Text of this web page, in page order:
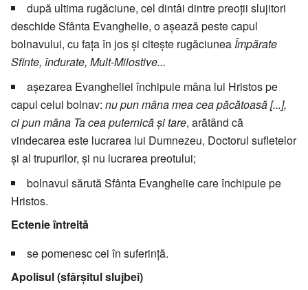
după ultima rugăciune, cel dintâi dintre preoţii slujitori
deschide Sfânta Evanghelie, o aşează peste capul
bolnavului, cu faţa în jos şi citeşte rugăciunea Împărate
Sfinte, îndurate, Mult-Milostive...
aşezarea Evangheliei închipuie mâna lui Hristos pe
capul celui bolnav: nu pun mâna mea cea păcătoasă [...],
ci pun mâna Ta cea puternică şi tare, arătând că
vindecarea este lucrarea lui Dumnezeu, Doctorul sufletelor
şi al trupurilor, şi nu lucrarea preotului;
bolnavul sărută Sfânta Evanghelie care închipuie pe
Hristos.
Ectenie întreită
se pomenesc cei în suferinţă.
Apolisul (sfârşitul slujbei)